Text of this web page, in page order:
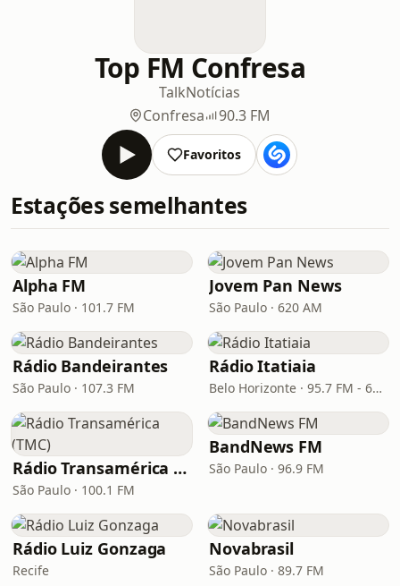
Top FM Confresa
TalkNotícias
Confresa
90.3 FM
Favoritos
Estações semelhantes
Alpha FM
São Paulo · 101.7 FM
Jovem Pan News
São Paulo · 620 AM
Rádio Bandeirantes
São Paulo · 107.3 FM
Rádio Itatiaia
Belo Horizonte · 95.7 FM - 610 AM
Rádio Transamérica (TMC)
São Paulo · 100.1 FM
BandNews FM
São Paulo · 96.9 FM
Rádio Luiz Gonzaga
Recife
Novabrasil
São Paulo · 89.7 FM